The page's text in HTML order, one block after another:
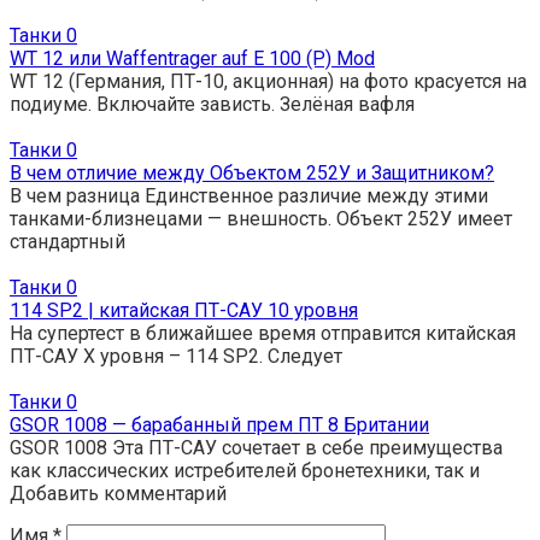
Танки 0
WT 12 или Waffentrager auf E 100 (P) Mod
WT 12 (Германия, ПТ-10, акционная) на фото красуется на
подиуме. Включайте зависть. Зелёная вафля
Танки 0
В чем отличие между Объектом 252У и Защитником?
В чем разница Единственное различие между этими
танками-близнецами — внешность. Объект 252У имеет
стандартный
Танки 0
114 SP2 | китайская ПТ-САУ 10 уровня
На супертест в ближайшее время отправится китайская
ПТ-САУ X уровня – 114 SP2. Следует
Танки 0
GSOR 1008 — барабанный прем ПТ 8 Британии
GSOR 1008 Эта ПТ-САУ сочетает в себе преимущества
как классических истребителей бронетехники, так и
Добавить комментарий
Имя *